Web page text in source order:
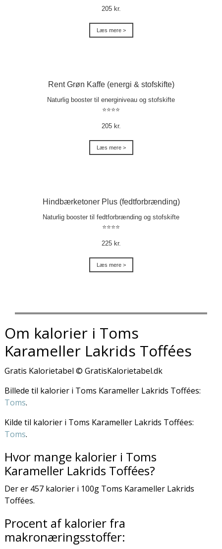
205 kr.
Læs mere >
Rent Grøn Kaffe (energi & stofskifte)
Naturlig booster til energiniveau og stofskifte
⭐⭐⭐⭐
205 kr.
Læs mere >
Hindbærketoner Plus (fedtforbrænding)
Naturlig booster til fedtforbrænding og stofskifte
⭐⭐⭐⭐
225 kr.
Læs mere >
Om kalorier i Toms
Karameller Lakrids Toffées
Gratis Kalorietabel © GratisKalorietabel.dk
Billede til kalorier i Toms Karameller Lakrids Toffées:
Toms.
Kilde til kalorier i Toms Karameller Lakrids Toffées:
Toms.
Hvor mange kalorier i Toms
Karameller Lakrids Toffées?
Der er 457 kalorier i 100g Toms Karameller Lakrids
Toffées.
Procent af kalorier fra
makronæringsstoffer: